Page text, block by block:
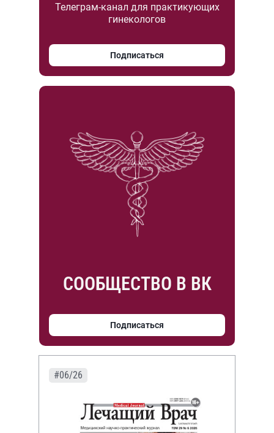
Телеграм-канал для практикующих
гинекологов
Подписаться
СООБЩЕСТВО В ВК
Подписаться
#06/26